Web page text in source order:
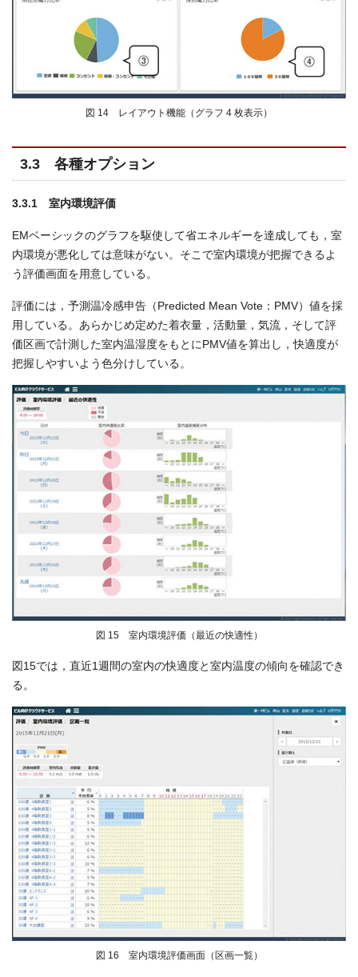
図 14 レイアウト機能（グラフ 4 枚表示）
3.3 各種オプション
3.3.1 室内環境評価
EMベーシックのグラフを駆使して省エネルギーを達成しても，室
内環境が悪化しては意味がない。そこで室内環境が把握できるよ
う評価画面を用意している。
評価には，予測温冷感申告（Predicted Mean Vote：PMV）値を採
用している。あらかじめ定めた着衣量，活動量，気流，そして評
価区画で計測した室内温湿度をもとにPMV値を算出し，快適度が
把握しやすいよう色分けしている。
図 15 室内環境評価（最近の快適性）
図15では，直近1週間の室内の快適度と室内温度の傾向を確認でき
る。
図 16 室内環境評価画面（区画一覧）